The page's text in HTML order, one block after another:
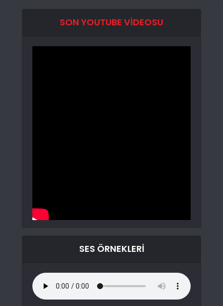
SON YOUTUBE VIDEOSU
SES ÖRNEKLERI